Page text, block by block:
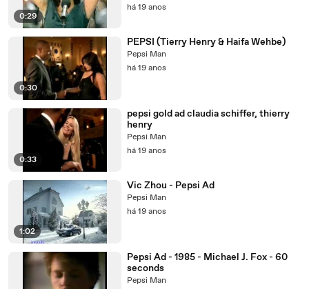
0:29
há 19 anos
0:30
PEPSI (Tierry Henry & Haifa Wehbe)
Pepsi Man
há 19 anos
0:33
pepsi gold ad claudia schiffer, thierry
henry
Pepsi Man
há 19 anos
1:02
Vic Zhou - Pepsi Ad
Pepsi Man
há 19 anos
Pepsi Ad - 1985 - Michael J. Fox - 60
seconds
Pepsi Man